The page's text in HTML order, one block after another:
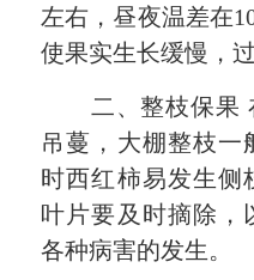
左右，昼夜温差在
使果实生长缓慢，
二、整枝保果
吊蔓，大棚整枝一
时西红柿易发生侧
叶片要及时摘除，
各种病害的发生。